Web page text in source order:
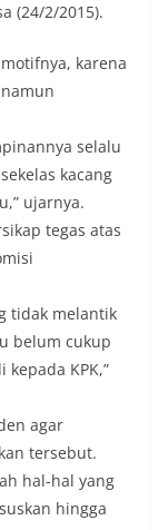
(24/2/2015).
karena
selalu
kacang
ujarnya.
tegas atas
tidak melantik
belum cukup
KPK,”
agar
tersebut.
hal-hal yang
hingga